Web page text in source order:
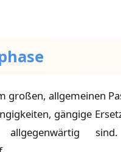
großen, allgemeinen
gängige
allgegenwärtig